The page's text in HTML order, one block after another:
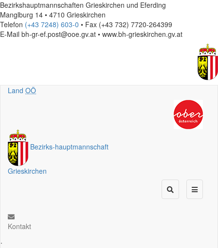
Bezirkshauptmannschaften Grieskirchen und Eferding
Manglburg 14 • 4710 Grieskirchen
Telefon (+43 7248) 603-0 • Fax (+43 732) 7720-264399
E-Mail bh-gr-ef.post@ooe.gv.at • www.bh-grieskirchen.gv.at
Land OÖ
Bezirks-hauptmannschaft
Grieskirchen
Kontakt
.